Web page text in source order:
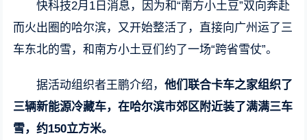
快科技2月1日消息，因为和“南方小土豆”双向奔赴
而火出圈的哈尔滨，又开始整活了，直接向广州运了三
车东北的雪，和南方小土豆们约了一场“跨省雪仗”。
据活动组织者王鹏介绍，他们联合卡车之家组织了
三辆新能源冷藏车，在哈尔滨市郊区附近装了满满三车
雪，约150立方米。